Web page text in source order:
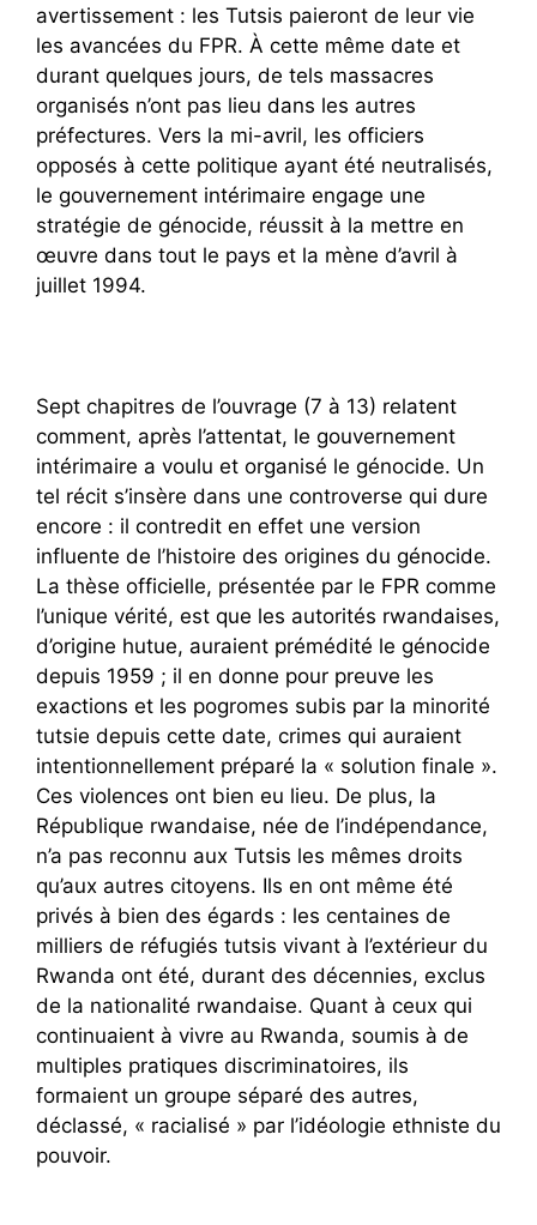
avertissement : les Tutsis paieront de leur vie
les avancées du FPR. À cette même date et
durant quelques jours, de tels massacres
organisés n’ont pas lieu dans les autres
préfectures. Vers la mi-avril, les officiers
opposés à cette politique ayant été neutralisés,
le gouvernement intérimaire engage une
stratégie de génocide, réussit à la mettre en
œuvre dans tout le pays et la mène d’avril à
juillet 1994.
Sept chapitres de l’ouvrage (7 à 13) relatent
comment, après l’attentat, le gouvernement
intérimaire a voulu et organisé le génocide. Un
tel récit s’insère dans une controverse qui dure
encore : il contredit en effet une version
influente de l’histoire des origines du génocide.
La thèse officielle, présentée par le FPR comme
l’unique vérité, est que les autorités rwandaises,
d’origine hutue, auraient prémédité le génocide
depuis 1959 ; il en donne pour preuve les
exactions et les pogromes subis par la minorité
tutsie depuis cette date, crimes qui auraient
intentionnellement préparé la « solution finale ».
Ces violences ont bien eu lieu. De plus, la
République rwandaise, née de l’indépendance,
n’a pas reconnu aux Tutsis les mêmes droits
qu’aux autres citoyens. Ils en ont même été
privés à bien des égards : les centaines de
milliers de réfugiés tutsis vivant à l’extérieur du
Rwanda ont été, durant des décennies, exclus
de la nationalité rwandaise. Quant à ceux qui
continuaient à vivre au Rwanda, soumis à de
multiples pratiques discriminatoires, ils
formaient un groupe séparé des autres,
déclassé, « racialisé » par l’idéologie ethniste du
pouvoir.